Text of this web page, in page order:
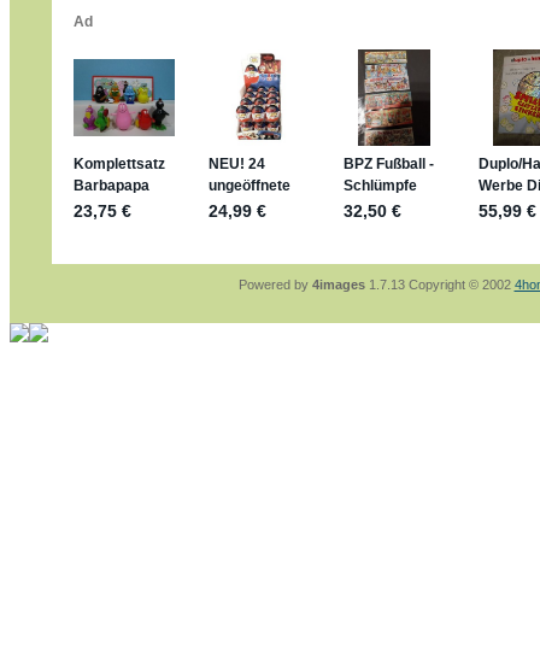
Für die Figuren VC307, 310, 318 und 326
mein Enkel hat die leider weggeworfen
jan-lukas:
geschrieben am: 29. 4. 2026 -
https://www.ferrero-
sammelspass.de/einladung/
jan-lukas:
geschrieben am: 28. 4. 2026 -
stimmt, jetzt fällt es mir auch ein
*Bussi*
Bonsaipanther:
geschrieben am: 28. 4.
So habe ich das in Erinnerung ... oder?
jan-lukas:geschrieben am: 28. 4. 2026 -
Powered by 4images1.7.13 Copyright © 2002